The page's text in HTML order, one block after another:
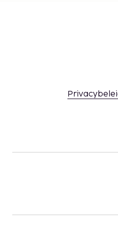
Deze lijst is mogelijk
accommodatie
gegevens in de
gasten van 12
het inchecken
voor Covid-19
dienen minstens